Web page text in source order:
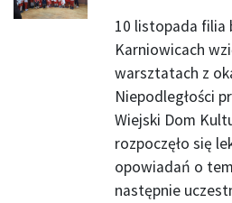
10 listopada filia
Karniowicach
warsztatach z
Niepodległości
Wiejski Dom
rozpoczęło się
opowiadań o
następnie